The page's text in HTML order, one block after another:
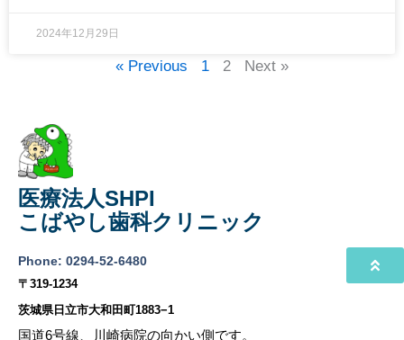
2024年12月29日
« Previous 1 2 Next »
医療法人SHPI
こばやし歯科クリニック
Phone: 0294-52-6480
〒319-1234
茨城県日立市大和田町1883−1
国道6号線、川崎病院の向かい側です。